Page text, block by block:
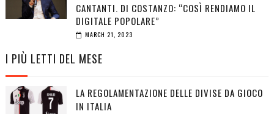
CANTANTI. DI COSTANZO: “COSÌ RENDIAMO IL
DIGITALE POPOLARE”
MARCH 21, 2023
I PIÙ LETTI DEL MESE
LA REGOLAMENTAZIONE DELLE DIVISE DA GIOCO
IN ITALIA